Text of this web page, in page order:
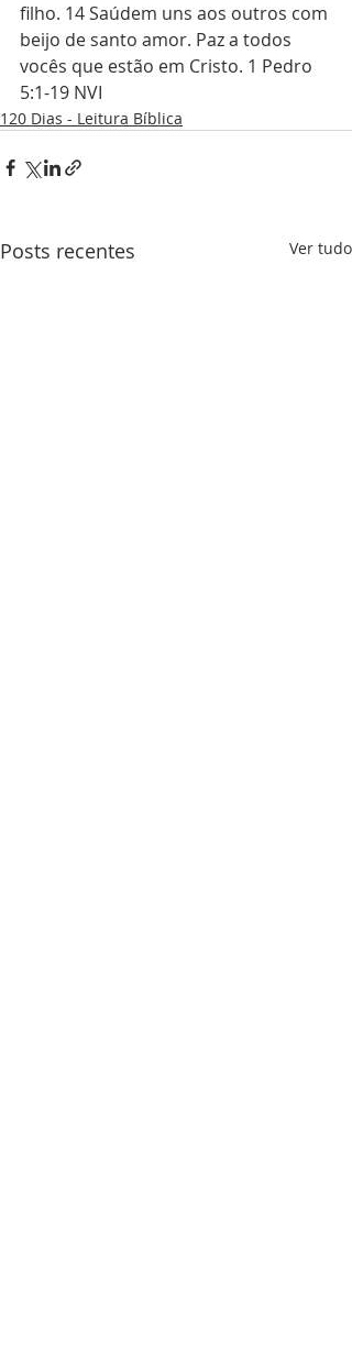
filho. 14 Saúdem uns aos outros com
beijo de santo amor. Paz a todos
vocês que estão em Cristo. 1 Pedro
5:1-19 NVI
120 Dias - Leitura Bíblica
Posts recentes Ver tudo